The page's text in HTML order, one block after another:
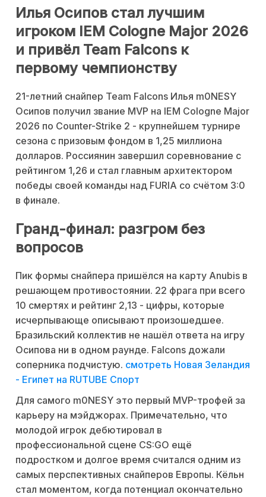
Илья Осипов стал лучшим
игроком IEM Cologne Major 2026
и привёл Team Falcons к
первому чемпионству
21-летний снайпер Team Falcons Илья m0NESY
Осипов получил звание MVP на IEM Cologne Major
2026 по Counter-Strike 2 - крупнейшем турнире
сезона с призовым фондом в 1,25 миллиона
долларов. Россиянин завершил соревнование с
рейтингом 1,26 и стал главным архитектором
победы своей команды над FURIA со счётом 3:0
в финале.
Гранд-финал: разгром без
вопросов
Пик формы снайпера пришёлся на карту Anubis в
решающем противостоянии. 22 фрага при всего
10 смертях и рейтинг 2,13 - цифры, которые
исчерпывающе описывают произошедшее.
Бразильский коллектив не нашёл ответа на игру
Осипова ни в одном раунде. Falcons дожали
соперника подчистую. смотреть Новая Зеландия
- Египет на RUTUBE Спорт
Для самого m0NESY это первый MVP-трофей за
карьеру на мэйджорах. Примечательно, что
молодой игрок дебютировал в
профессиональной сцене CS:GO ещё
подростком и долгое время считался одним из
самых перспективных снайперов Европы. Кёльн
стал моментом, когда потенциал окончательно